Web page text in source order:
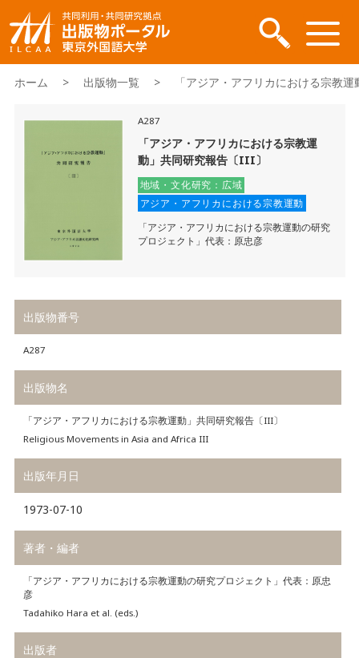
ホーム > 出版物一覧 > 「アジア・アフリカにおける宗教運
A287
「アジア・アフリカにおける宗教運
動」共同研究報告〔III〕
地域・文化研究：広域
アジア・アフリカにおける宗教運動
「アジア・アフリカにおける宗教運動の研究
プロジェクト」代表：原忠彦
出版物番号
A287
出版物名
「アジア・アフリカにおける宗教運動」共同研究報告〔III〕
Religious Movements in Asia and Africa III
出版年月日
1973-07-10
著者・編者
「アジア・アフリカにおける宗教運動の研究プロジェクト」代表：原忠
彦
Tadahiko Hara et al. (eds.)
出版者